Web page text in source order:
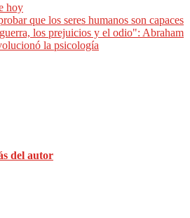
hoy
que los seres humanos son capaces
los prejuicios y el odio": Abraham
la psicología
del autor